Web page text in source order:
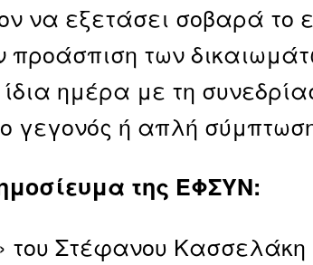
να εξετάσει σοβαρά το
προάσπιση των
ημέρα με τη
γεγονός ή απλή
της ΕΦΣΥΝ:
του Στέφανου